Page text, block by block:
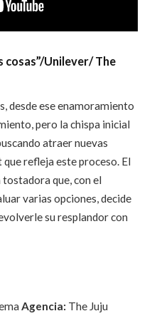
cosas”/Unilever/ The
desde ese enamoramiento
pero la chispa inicial
atraer nuevas
que refleja este proceso. El
que, con el
varias opciones, decide
su resplandor con
Agencia: The Juju